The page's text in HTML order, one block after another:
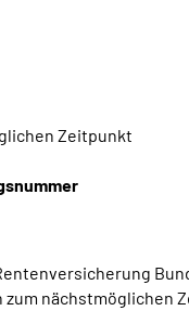
Zeitpunkt
zum nächstmöglichen